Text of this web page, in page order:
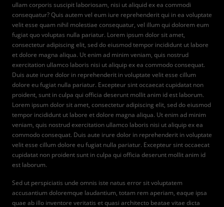
ullam corporis suscipit laboriosam, nisi ut aliquid ex ea commodi
consequatur? Quis autem vel eum iure reprehenderit qui in ea voluptate
velit esse quam nihil molestiae consequatur, vel illum qui dolorem eum
fugiat quo voluptas nulla pariatur. Lorem ipsum dolor sit amet,
consectetur adipiscing elit, sed do eiusmod tempor incididunt ut labore
et dolore magna aliqua. Ut enim ad minim veniam, quis nostrud
exercitation ullamco laboris nisi ut aliquip ex ea commodo consequat.
Duis aute irure dolor in reprehenderit in voluptate velit esse cillum
dolore eu fugiat nulla pariatur. Excepteur sint occaecat cupidatat non
proident, sunt in culpa qui officia deserunt mollit anim id est laborum.
Lorem ipsum dolor sit amet, consectetur adipiscing elit, sed do eiusmod
tempor incididunt ut labore et dolore magna aliqua. Ut enim ad minim
veniam, quis nostrud exercitation ullamco laboris nisi ut aliquip ex ea
commodo consequat. Duis aute irure dolor in reprehenderit in voluptate
velit esse cillum dolore eu fugiat nulla pariatur. Excepteur sint occaecat
cupidatat non proident sunt in culpa qui officia deserunt mollit anim id
est laborum.
Sed ut perspiciatis unde omnis iste natus error sit voluptatem
accusantium doloremque laudantium, totam rem aperiam, eaque ipsa
quae ab illo inventore veritatis et quasi architecto beatae vitae dicta